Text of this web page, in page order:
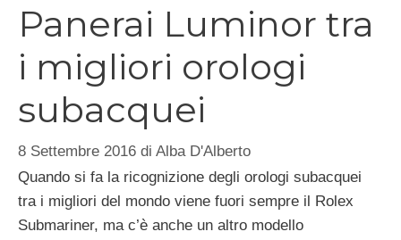
Panerai Luminor tra
i migliori orologi
subacquei
8 Settembre 2016 di Alba D'Alberto
Quando si fa la ricognizione degli orologi subacquei
tra i migliori del mondo viene fuori sempre il Rolex
Submariner, ma c’è anche un altro modello